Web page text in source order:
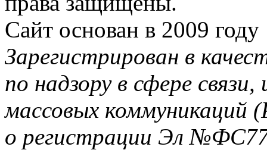
Сайт основан в 2009 году
Зарегистрирован в
по надзору в сфере
массовых коммуникаций
о регистрации Эл